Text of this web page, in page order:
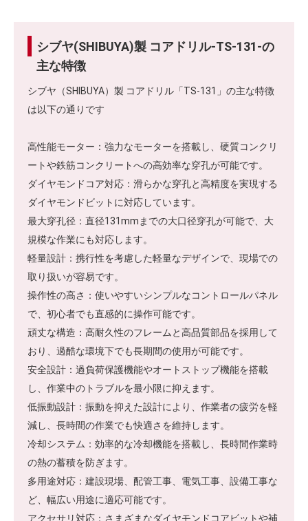
シブヤ(SHIBUYA)製 コアドリル-TS-131-の
主な特徴
シブヤ（SHIBUYA）製 コアドリル「TS-131」の主な特徴
は以下の通りです
高性能モーター：強力なモーターを搭載し、硬質コンクリ
ートや鉄筋コンクリートへの高効率な穿孔が可能です。
ダイヤモンドコア対応：滑らかな穿孔と高精度を実現する
ダイヤモンドビットに対応しています。
最大穿孔径：直径131mmまでの大口径穿孔が可能で、大
規模な作業にも対応します。
軽量設計：携行性を考慮した軽量なデザインで、現場での
取り扱いが容易です。
操作性の高さ：使いやすいシンプルなコントロールパネル
で、初心者でも直感的に操作可能です。
頑丈な構造：高耐久性のフレームと高品質部品を採用して
おり、過酷な環境下でも長期間の使用が可能です。
安全設計：過負荷保護機能やオートストップ機能を搭載
し、作業中のトラブルを最小限に抑えます。
低振動設計：振動を抑えた設計により、作業者の疲労を軽
減し、長時間の作業でも快適さを維持します。
冷却システム：効率的な冷却機能を搭載し、長時間作業時
の熱の蓄積を防ぎます。
多用途対応：建設現場、配管工事、電気工事、設備工事な
ど、幅広い用途に適応可能です。
アクセサリ対応：さまざまなダイヤモンドコアビットや補